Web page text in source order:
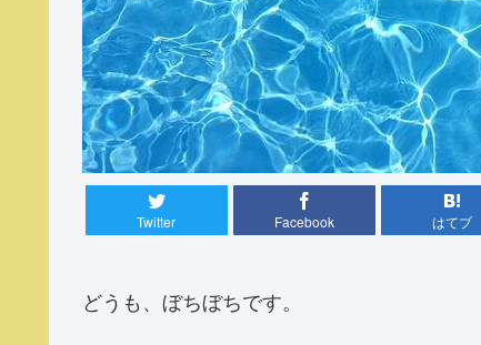
Twitter Facebook はてブ
どうも、ぼちぼちです。